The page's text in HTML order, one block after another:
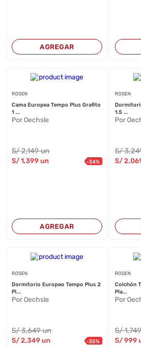
AGREGAR
ROSEN
Cama Europea Tempo Plus Grafito
1 ...
Por Oechsle
S/2,149 un
S/1,399 un -34%
AGREGAR
ROSEN
1.5 ...
Por
S/
S/
ROSEN
Dormitorio Europeo Tempo Plus 2
Pl...
Por Oechsle
S/3,649 un
S/2,349 un -35%
ROSEN
Colchón
Pla...
Por
S/1,749
S/999